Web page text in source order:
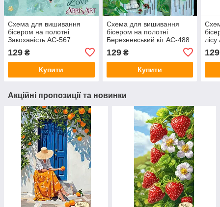
Схема для вишивання
бісером на полотні
Закоханість АС-567
129 ₴
Купити
Схема для вишивання
бісером на полотні
Березневський кіт АС-488
129₴
Купити
129
Акційні пропозиції та новинки